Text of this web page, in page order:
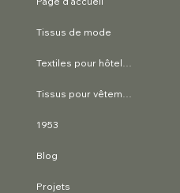
Tissus de mode
1953
Blog
Projets